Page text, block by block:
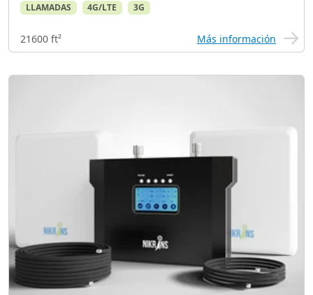
LLAMADAS 4G/LTE 3G
21600 ft² Más información